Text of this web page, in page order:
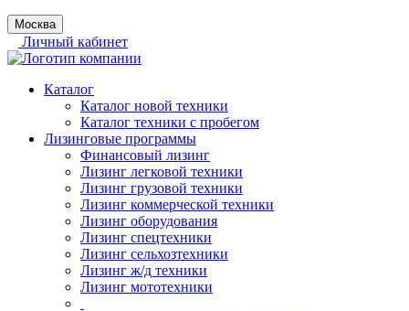
Москва
Личный кабинет
Каталог
Каталог новой техники
Каталог техники с пробегом
Лизинговые программы
Финансовый лизинг
Лизинг легковой техники
Лизинг грузовой техники
Лизинг коммерческой техники
Лизинг оборудования
Лизинг спецтехники
Лизинг сельхозтехники
Лизинг ж/д техники
Лизинг мототехники